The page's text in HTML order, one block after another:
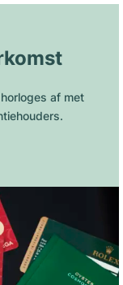
af met